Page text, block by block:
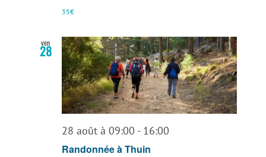
35€
ven
28
28 août à 09:00 - 16:00
Randonnée à Thuin